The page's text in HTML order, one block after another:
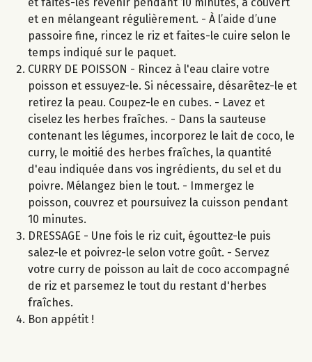
et en mélangeant régulièrement. - À l’aide d’une
passoire fine, rincez le riz et faites-le cuire selon le
temps indiqué sur le paquet.
CURRY DE POISSON - Rincez à l'eau claire votre
poisson et essuyez-le. Si nécessaire, désarêtez-le et
retirez la peau. Coupez-le en cubes. - Lavez et
ciselez les herbes fraîches. - Dans la sauteuse
contenant les légumes, incorporez le lait de coco, le
curry, le moitié des herbes fraîches, la quantité
d'eau indiquée dans vos ingrédients, du sel et du
poivre. Mélangez bien le tout. - Immergez le
poisson, couvrez et poursuivez la cuisson pendant
10 minutes.
DRESSAGE - Une fois le riz cuit, égouttez-le puis
salez-le et poivrez-le selon votre goût. - Servez
votre curry de poisson au lait de coco accompagné
de riz et parsemez le tout du restant d'herbes
fraîches.
Bon appétit !